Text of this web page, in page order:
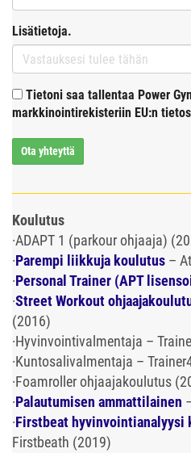
Lisätietoja.
Tietoni saa tallentaa Power
markkinointirekisteriin EU:n
Ota yhteyttä
Koulutus
·ADAPT 1 (parkour ohjaaja)
·Parempi liikkuja koulutus –
·Personal Trainer (APT
·Street Workout
(2016)
·Hyvinvointivalmentaja –
·Kuntosalivalmentaja –
·Foamroller ohjaajakoulutus
·Palautumisen ammattilainen
·Firstbeat hyvinvointianalyysi
Firstbeath (2019)